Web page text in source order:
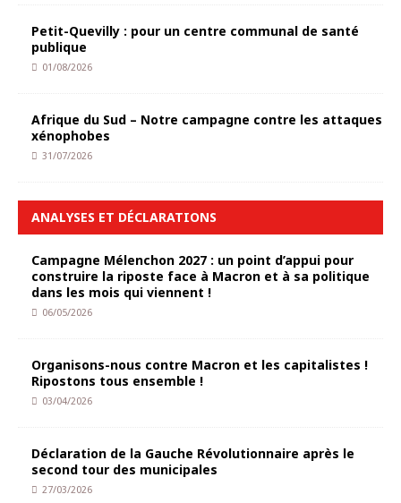
Petit-Quevilly : pour un centre communal de santé
publique
01/08/2026
Afrique du Sud – Notre campagne contre les attaques
xénophobes
31/07/2026
ANALYSES ET DÉCLARATIONS
Campagne Mélenchon 2027 : un point d’appui pour
construire la riposte face à Macron et à sa politique
dans les mois qui viennent !
06/05/2026
Organisons-nous contre Macron et les capitalistes !
Ripostons tous ensemble !
03/04/2026
Déclaration de la Gauche Révolutionnaire après le
second tour des municipales
27/03/2026